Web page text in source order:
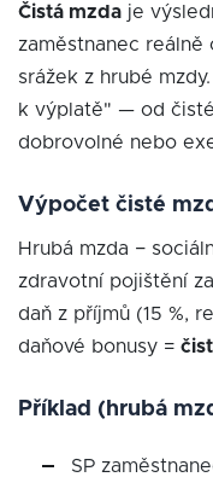
Čistá mzda je
zaměstnanec
srážek z hrubé
k výplatě" — od
dobrovolné nebo
Výpočet čisté
Hrubá mzda −
zdravotní pojištění
daň z příjmů (15 %,
daňové bonusy =
Příklad (hrubá
SP